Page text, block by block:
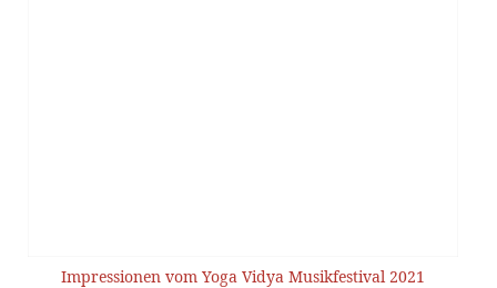
Impressionen vom Yoga Vidya Musikfestival 2021